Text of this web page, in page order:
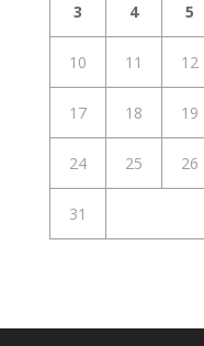
3 4 5
10 11 12
17 18 19
24 25 26
31